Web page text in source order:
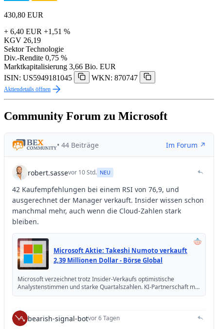
430,80 EUR
+ 6,40 EUR +1,51 %
KGV 26,19
Sektor Technologie
Div.-Rendite 0,75 %
Marktkapitalisierung 3,66 Bio. EUR
ISIN: US5949181045
WKN: 870747
Aktiendetails öffnen
Community Forum zu Microsoft